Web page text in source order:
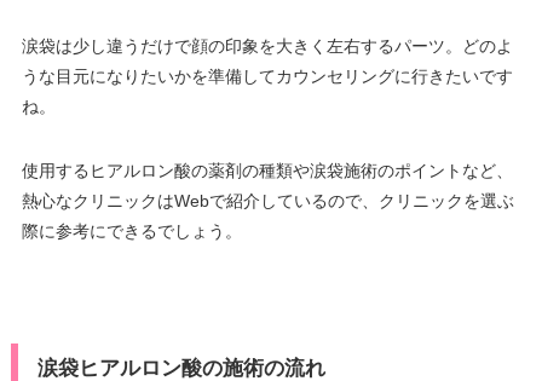
涙袋は少し違うだけで顔の印象を大きく左右するパーツ。どのよ
うな目元になりたいかを準備してカウンセリングに行きたいです
ね。
使用するヒアルロン酸の薬剤の種類や涙袋施術のポイントなど、
熱心なクリニックはWebで紹介しているので、クリニックを選ぶ
際に参考にできるでしょう。
涙袋ヒアルロン酸の施術の流れ